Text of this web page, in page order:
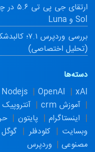
Sol و Luna
(تحلیل اختصاصی)
دسته‌ها
Nodejs OpenAI xAI
آموزش crm
آنتروپیک
اینستاگرام
پایتون
وبسایت
کلودفلر گوگل
مصنوعی
وردپرس